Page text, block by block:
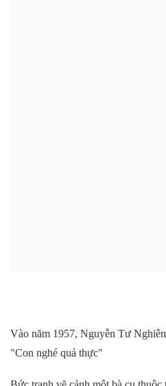
Vào năm 1957, Nguyễn Tư
"Con nghé quả thực"